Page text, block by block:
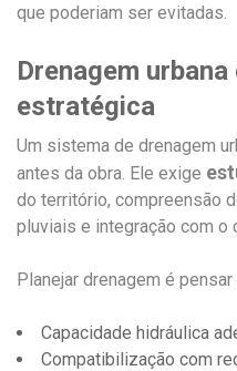
que poderiam ser evitadas.
Drenagem
estratégica
Um sistema de drenagem
antes da obra. Ele exige
do território, compreensão
pluviais e integração com o
Planejar drenagem é pensar
Capacidade hidráulica
Compatibilização com